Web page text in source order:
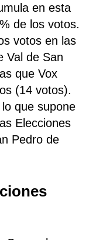
en esta
de los votos.
votos en las
Val de San
que Vox
(14 votos).
que supone
Elecciones
Pedro de